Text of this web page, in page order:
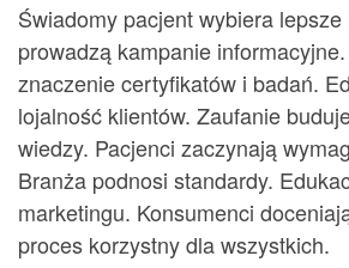
Świadomy pacjent wybiera
prowadzą kampanie
znaczenie certyfikatów i badań.
lojalność klientów. Zaufanie
wiedzy. Pacjenci zaczynają
Branża podnosi standardy.
marketingu. Konsumenci
proces korzystny dla wszystkich.